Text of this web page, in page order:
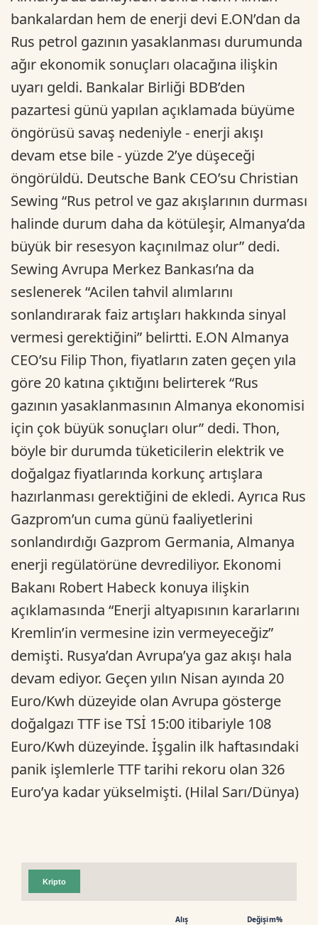
bankalardan hem de enerji devi E.ON’dan da
Rus petrol gazının yasaklanması durumunda
ağır ekonomik sonuçları olacağına ilişkin
uyarı geldi. Bankalar Birliği BDB’den
pazartesi günü yapılan açıklamada büyüme
öngörüsü savaş nedeniyle - enerji akışı
devam etse bile - yüzde 2’ye düşeceği
öngörüldü. Deutsche Bank CEO’su Christian
Sewing “Rus petrol ve gaz akışlarının durması
halinde durum daha da kötüleşir, Almanya’da
büyük bir resesyon kaçınılmaz olur” dedi.
Sewing Avrupa Merkez Bankası’na da
seslenerek “Acilen tahvil alımlarını
sonlandırarak faiz artışları hakkında sinyal
vermesi gerektiğini” belirtti. E.ON Almanya
CEO’su Filip Thon, fiyatların zaten geçen yıla
göre 20 katına çıktığını belirterek “Rus
gazının yasaklanmasının Almanya ekonomisi
için çok büyük sonuçları olur” dedi. Thon,
böyle bir durumda tüketicilerin elektrik ve
doğalgaz fiyatlarında korkunç artışlara
hazırlanması gerektiğini de ekledi. Ayrıca Rus
Gazprom’un cuma günü faaliyetlerini
sonlandırdığı Gazprom Germania, Almanya
enerji regülatörüne devrediliyor. Ekonomi
Bakanı Robert Habeck konuya ilişkin
açıklamasında “Enerji altyapısının kararlarını
Kremlin’in vermesine izin vermeyeceğiz”
demişti. Rusya’dan Avrupa’ya gaz akışı hala
devam ediyor. Geçen yılın Nisan ayında 20
Euro/Kwh düzeyide olan Avrupa gösterge
doğalgazı TTF ise TSİ 15:00 itibariyle 108
Euro/Kwh düzeyinde. İşgalin ilk haftasındaki
panik işlemlerle TTF tarihi rekoru olan 326
Euro’ya kadar yükselmişti. (Hilal Sarı/Dünya)
Kripto
Alış Değişim%